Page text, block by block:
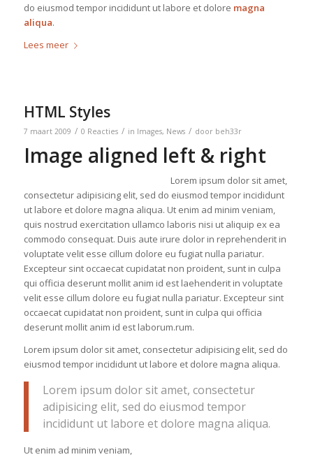
do eiusmod tempor incididunt ut labore et dolore magna
aliqua.
Lees meer
HTML Styles
7 maart 2009 / 0 Reacties / in Images, News / door beh33r
Image aligned left & right
Lorem ipsum dolor sit amet,
consectetur adipisicing elit, sed do eiusmod tempor incididunt
ut labore et dolore magna aliqua. Ut enim ad minim veniam,
quis nostrud exercitation ullamco laboris nisi ut aliquip ex ea
commodo consequat. Duis aute irure dolor in reprehenderit in
voluptate velit esse cillum dolore eu fugiat nulla pariatur.
Excepteur sint occaecat cupidatat non proident, sunt in culpa
qui officia deserunt mollit anim id est laehenderit in voluptate
velit esse cillum dolore eu fugiat nulla pariatur. Excepteur sint
occaecat cupidatat non proident, sunt in culpa qui officia
deserunt mollit anim id est laborum.rum.
Lorem ipsum dolor sit amet, consectetur adipisicing elit, sed do
eiusmod tempor incididunt ut labore et dolore magna aliqua.
Lorem ipsum dolor sit amet, consectetur
adipisicing elit, sed do eiusmod tempor
incididunt ut labore et dolore magna aliqua.
Ut enim ad minim veniam,